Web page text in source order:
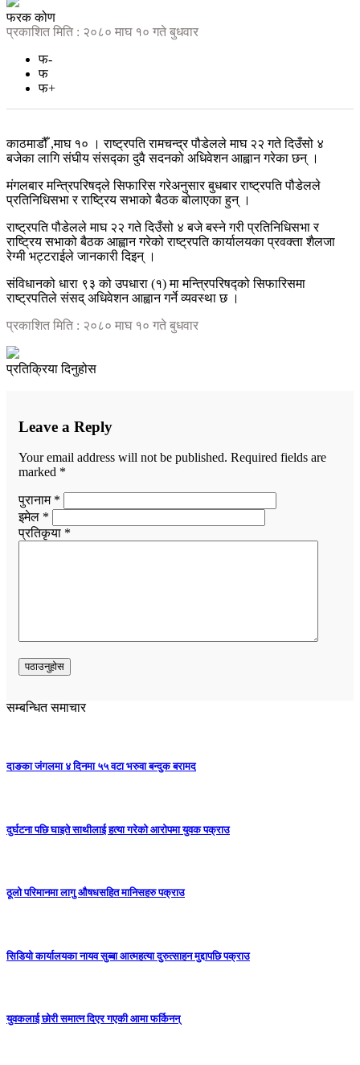
फरक कोण
प्रकाशित मिति : २०८० माघ १० गते बुधवार
फ-
फ
फ+
काठमाडौँ ,माघ १० । राष्ट्रपति रामचन्द्र पौडेलले माघ २२ गते दिउँसो ४
बजेका लागि संघीय संसद्का‌ दुवै सदनको अधिवेशन आह्वान गरेका छन् ।
मंगलबार मन्त्रिपरिषद्ले‌ सिफारिस गरेअनुसार बुधबार राष्ट्रपति पौडेलले
प्रतिनिधिसभा र राष्ट्रिय सभाको बैठक बोलाएका हुन् ।
राष्ट्रपति पौडेलले माघ २२ गते दिउँसो ४ बजे बस्ने गरी प्रतिनिधिसभा र
राष्ट्रिय सभाको बैठक आह्वान गरेको राष्ट्रपति कार्यालयका प्रवक्ता शैलजा
रेग्मी भट्टराईले जानकारी दिइन् ।
संविधानको धारा ९३ को उपधारा (१) मा मन्त्रिपरिषद्को‌ सिफारिसमा
राष्ट्रपतिले संसद्‌ अधिवेशन आह्वान गर्ने व्यवस्था छ ।
प्रकाशित मिति : २०८० माघ १० गते बुधवार
प्रतिक्रिया दिनुहोस
Leave a Reply
Your email address will not be published. Required fields are
marked *
पुरानाम *
इमेल *
प्रतिकृया *
सम्बन्धित समाचार
दाङका जंगलमा ४ दिनमा ५५ वटा भरुवा बन्दुक बरामद
दुर्घटना पछि घाइते साथीलाई हत्या गरेको आरोपमा युवक पक्राउ
ठूलो परिमानमा लागु औषधसहित मानिसहरु पक्राउ
सिडियो कार्यालयका नायव सुब्बा आत्महत्या दुरुत्साहन मुद्दापछि पक्राउ
युवकलाई छोरी समात्न दिएर गएकी आमा फर्किनन्